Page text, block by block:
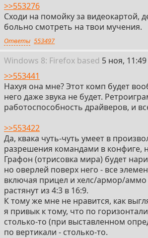
>>553276
Cходи на помойку за видеокартой,
больно смотреть на твои мучения.
Ответы 553497
Windows 8: Firefox based 39
5 ноя, 11:49
>>553441
Нахуя она мне? Этот комп будет
него даже звука не будет.
работоспособность драйверов, и
>>553422
Да, квака чуть-чуть умеет в
разрешения командами в конфиге,
Графон (отрисовка мира) будет
но оверлей поверх него - все
включая прицел и хелс/армор/аммо
растянут из 4:3 в 16:9.
К тому же мне не нравится, как
я привык к тому, что по
столько-то (при выставленном
по вертикали - столько-то.